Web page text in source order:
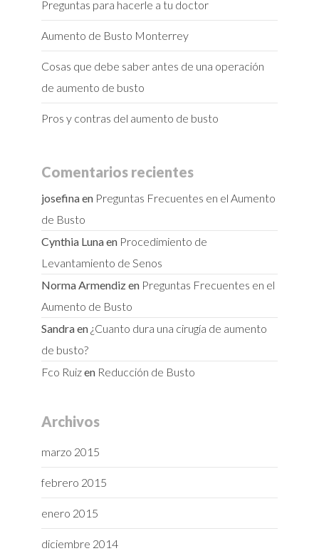
Preguntas para hacerle a tu doctor
Aumento de Busto Monterrey
Cosas que debe saber antes de una operación
de aumento de busto
Pros y contras del aumento de busto
Comentarios recientes
josefinaen Preguntas Frecuentes en el Aumento
de Busto
Cynthia Lunaen Procedimiento de
Levantamiento de Senos
Norma Armendizen Preguntas Frecuentes en el
Aumento de Busto
Sandraen ¿Cuanto dura una cirugía de aumento
de busto?
Fco Ruizen Reducción de Busto
Archivos
marzo 2015
febrero 2015
enero 2015
diciembre 2014